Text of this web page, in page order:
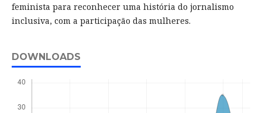
feminista para reconhecer uma história do jornalismo
inclusiva, com a participação das mulheres.
DOWNLOADS